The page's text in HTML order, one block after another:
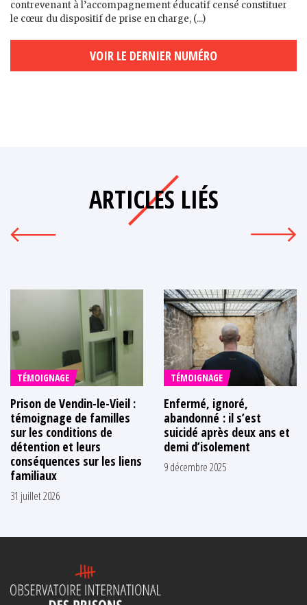
contrevenant à l’accompagnement éducatif censé constituer
le cœur du dispositif de prise en charge, (...)
VOIR LE DERNIER NUMÉRO
ARTICLES LIÉS
TÉMOIGNAGE
Prison de Vendin-le-Vieil :
témoignage de familles
sur les conditions de
détention et leurs
conséquences sur les liens
familiaux
31 juillet 2026
TÉMOIGNAGE
Enfermé, ignoré,
abandonné : il s’est
suicidé après deux ans et
demi d’isolement
9 décembre 2025